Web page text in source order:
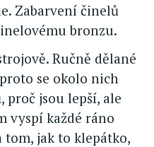
Zabarvení činelů
bronzu.
Ručně dělané
se okolo nich
jsou lepší, ale
vyspí každé ráno
tom, jak to klepátko,